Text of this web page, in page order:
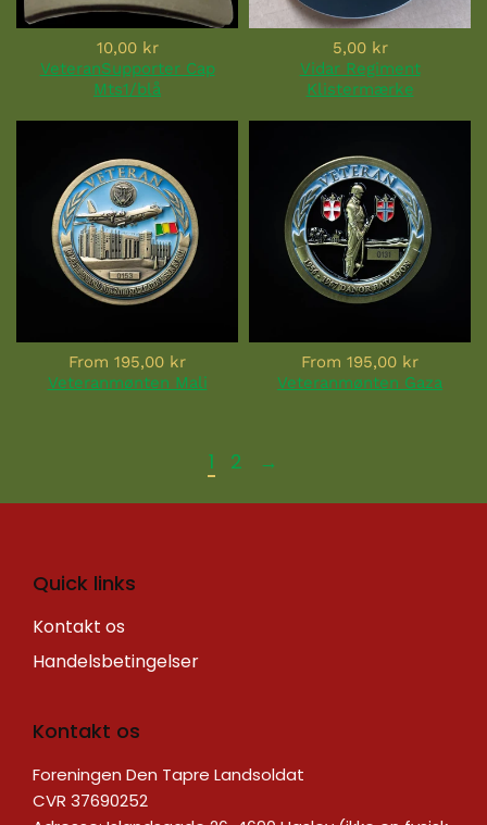
10,00 kr
VeteranSupporter Cap
Mts1/blå
5,00 kr
Vidar Regiment
Klistermærke
From 195,00 kr
Veteranmønten Mali
From 195,00 kr
Veteranmønten Gaza
1 2 →
Quick links
Kontakt os
Handelsbetingelser
Kontakt os
Foreningen Den Tapre Landsoldat
CVR 37690252